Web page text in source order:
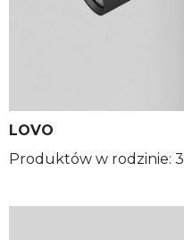
LOVO
Produktów w rodzinie: 3